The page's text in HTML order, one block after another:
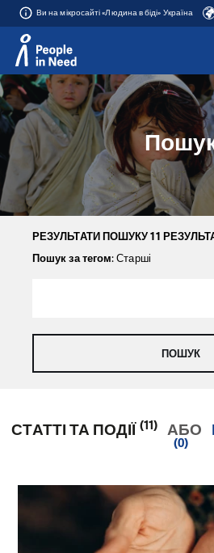
Přeskočit na obsah
Ви на мікросайті «Людина в біді» Україна
РЕЗУЛЬТАТИ ПОШУКУ 11
Пошук за тегом: Старші
СТАТТІ ТА ПОДІЇ (11) АБО
(0)